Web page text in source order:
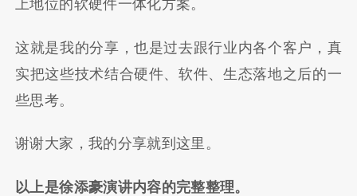
上地位的软硬件一体化方案。
这就是我的分享，也是过去跟行业内各个客户，真
实把这些技术结合硬件、软件、生态落地之后的一
些思考。
谢谢大家，我的分享就到这里。
以上是徐添豪演讲内容的完整整理。